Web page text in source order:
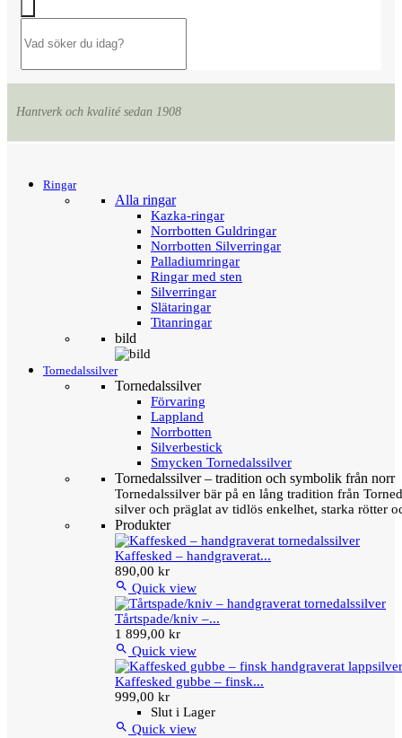
Hantverk och kvalité sedan 1908
Ringar
Alla ringar
Kazka-ringar
Norrbotten Guldringar
Norrbotten Silverringar
Palladiumringar
Ringar med sten
Silverringar
Slätaringar
Titanringar
bild
Tornedalssilver
Tornedalssilver
Förvaring
Lappland
Norrbotten
Silverbestick
Smycken Tornedalssilver
Tornedalssilver – tradition och symbolik från norr
Tornedalssilver bär på en lång tradition från
silver och präglat av tidlös enkelhet, starka rötter
Produkter
Kaffesked – handgraverat...
890,00 kr
 Quick view
Tårtspade/kniv –...
1 899,00 kr
 Quick view
Kaffesked gubbe – finsk...
999,00 kr
Slut i Lager
 Quick view